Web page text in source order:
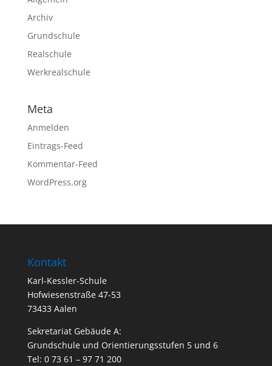
Archiv
Grundschule
Realschule
Werkrealschule
Meta
Anmelden
Eintrags-Feed
Kommentar-Feed
WordPress.org
Kontakt
Karl-Kessler-Schule
Hofwiesenstraße 47-53
73433 Aalen
Sekretariat Gebäude A:
Grundschule und Orientierungsstufen 5 und 6
Tel: 0 73 61 – 97 71 200